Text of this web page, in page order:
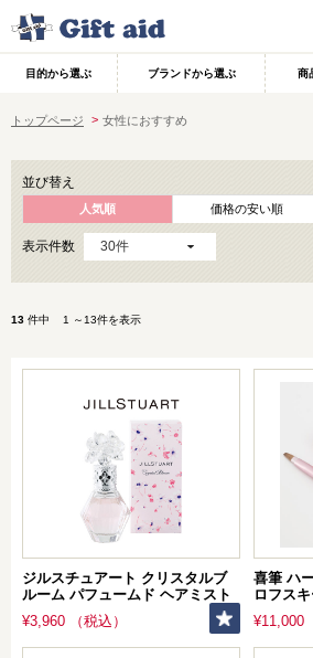
目的から選ぶ ブランドから選ぶ 商
トップページ 女性におすすめ
並び替え
人気順 価格の安い順
表示件数
13 件中 1 ～13件を表示
ジルスチュアート クリスタルブ
ルーム パフュームド ヘアミスト
¥3,960 （税込）
喜筆 ハ
ロフスキ
¥11,000